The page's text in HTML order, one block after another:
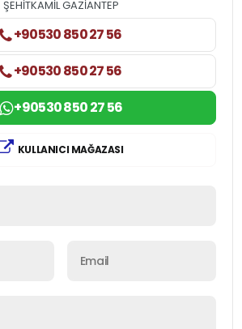
ŞEHİTKAMİL GAZİANTEP
+90530 850 27 56
+90530 850 27 56
+90530 850 27 56
KULLANICI MAĞAZASI